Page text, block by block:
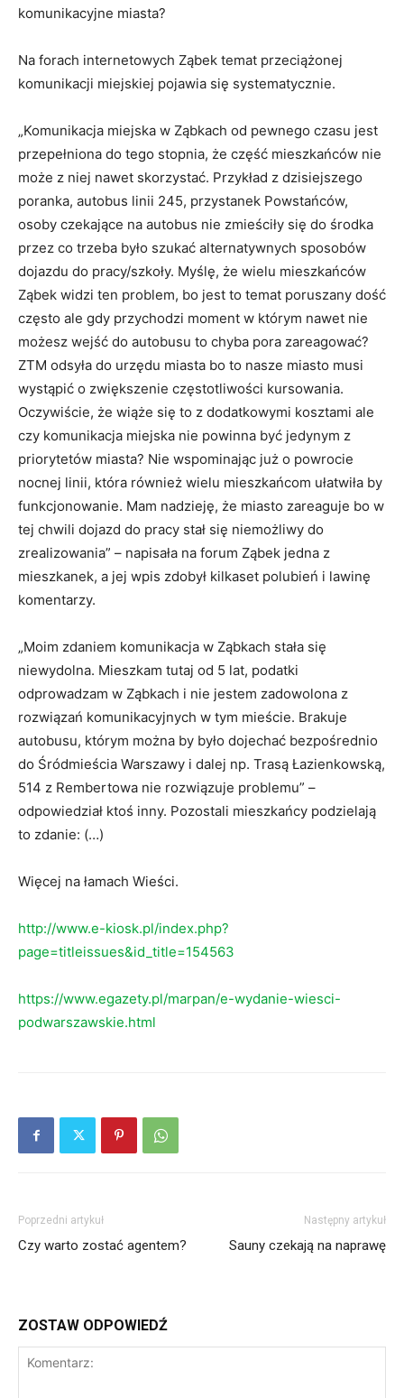
komunikacyjne miasta?
Na forach internetowych Ząbek temat przeciążonej
komunikacji miejskiej pojawia się systematycznie.
„Komunikacja miejska w Ząbkach od pewnego czasu jest
przepełniona do tego stopnia, że część mieszkańców nie
może z niej nawet skorzystać. Przykład z dzisiejszego
poranka, autobus linii 245, przystanek Powstańców,
osoby czekające na autobus nie zmieściły się do środka
przez co trzeba było szukać alternatywnych sposobów
dojazdu do pracy/szkoły. Myślę, że wielu mieszkańców
Ząbek widzi ten problem, bo jest to temat poruszany dość
często ale gdy przychodzi moment w którym nawet nie
możesz wejść do autobusu to chyba pora zareagować?
ZTM odsyła do urzędu miasta bo to nasze miasto musi
wystąpić o zwiększenie częstotliwości kursowania.
Oczywiście, że wiąże się to z dodatkowymi kosztami ale
czy komunikacja miejska nie powinna być jedynym z
priorytetów miasta? Nie wspominając już o powrocie
nocnej linii, która również wielu mieszkańcom ułatwiła by
funkcjonowanie. Mam nadzieję, że miasto zareaguje bo w
tej chwili dojazd do pracy stał się niemożliwy do
zrealizowania” – napisała na forum Ząbek jedna z
mieszkanek, a jej wpis zdobył kilkaset polubień i lawinę
komentarzy.
„Moim zdaniem komunikacja w Ząbkach stała się
niewydolna. Mieszkam tutaj od 5 lat, podatki
odprowadzam w Ząbkach i nie jestem zadowolona z
rozwiązań komunikacyjnych w tym mieście. Brakuje
autobusu, którym można by było dojechać bezpośrednio
do Śródmieścia Warszawy i dalej np. Trasą Łazienkowską,
514 z Rembertowa nie rozwiązuje problemu” –
odpowiedział ktoś inny. Pozostali mieszkańcy podzielają
to zdanie: (…)
Więcej na łamach Wieści.
http://www.e-kiosk.pl/index.php?
page=titleissues&id_title=154563
https://www.egazety.pl/marpan/e-wydanie-wiesci-
podwarszawskie.html
Poprzedni artykuł
Czy warto zostać agentem?
Następny artykuł
Sauny czekają na naprawę
ZOSTAW ODPOWIEDŹ